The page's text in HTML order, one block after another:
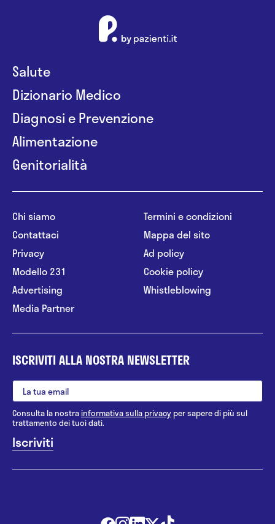
Salute
Dizionario Medico
Diagnosi e Prevenzione
Alimentazione
Genitorialità
Chi siamo
Contattaci
Privacy
Modello 231
Advertising
Media Partner
Termini e condizioni
Mappa del sito
Ad policy
Cookie policy
Whistleblowing
ISCRIVITI ALLA NOSTRA NEWSLETTER
Consulta la nostrainformativa sulla privacy per sapere di più sul
trattamento dei tuoi dati.